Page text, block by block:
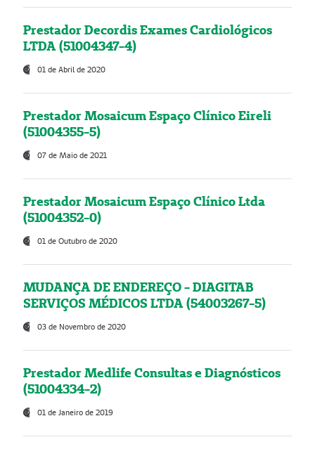
Prestador Decordis Exames Cardiológicos
LTDA (51004347-4)
01 de Abril de 2020
Prestador Mosaicum Espaço Clínico Eireli
(51004355-5)
07 de Maio de 2021
Prestador Mosaicum Espaço Clínico Ltda
(51004352-0)
01 de Outubro de 2020
MUDANÇA DE ENDEREÇO - DIAGITAB
SERVIÇOS MÉDICOS LTDA (54003267-5)
03 de Novembro de 2020
Prestador Medlife Consultas e Diagnósticos
(51004334-2)
01 de Janeiro de 2019